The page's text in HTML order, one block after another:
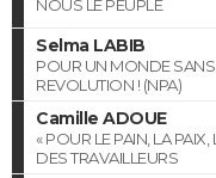
NOUS LE PEUPLE
Selma LABIB
POUR UN MONDE SANS
REVOLUTION ! (NPA)
Camille ADOUE
« POUR LE PAIN, LA PAIX,
DES TRAVAILLEURS